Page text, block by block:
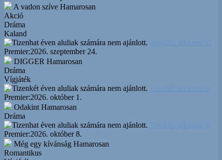
A vadon szíve Hamarosan
Akció
Dráma
Kaland
Premier:2026. szeptember 24.
DIGGER Hamarosan
Dráma
Vígjáték
Premier:2026. október 1.
Odakint Hamarosan
Dráma
Premier:2026. október 8.
Még egy kívánság Hamarosan
Romantikus